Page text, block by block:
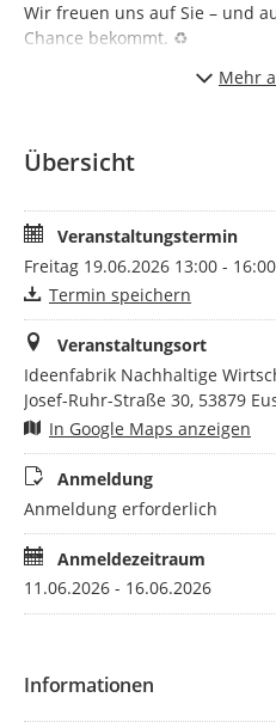
Wir freuen uns auf Sie – und
Chance bekommt. ♻️
Die Nutzung der Werkstatt
Mehr
Übersicht
Veranstaltungstermin
Freitag 19.06.2026 13:00 -
Termin speichern
Veranstaltungsort
Ideenfabrik Nachhaltige
Josef-Ruhr-Straße 30, 53879
In Google Maps anzeigen
Anmeldung
Anmeldung erforderlich
Anmeldezeitraum
11.06.2026 - 16.06.2026
Informationen